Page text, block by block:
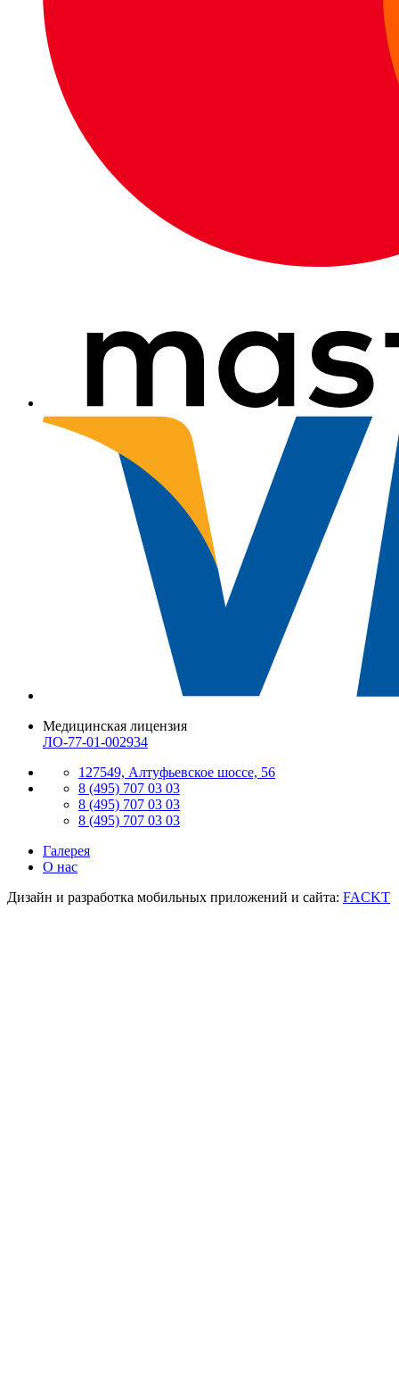
Медицинская лицензия
ЛО-77-01-002934
127549, Алтуфьевское шоссе, 56
8 (495) 707 03 03
8 (495) 707 03 03
8 (495) 707 03 03
Галерея
О нас
Дизайн и разработка мобильных приложений и сайта: FACKT